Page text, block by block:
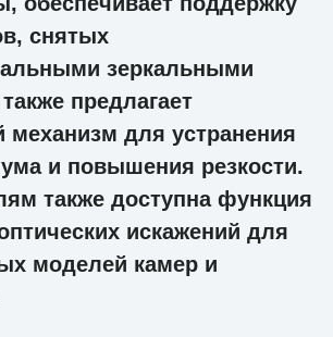
снятых
зеркальными
предлагает
для устранения
и повышения резкости.
также доступна функция
искажений для
моделей камер и